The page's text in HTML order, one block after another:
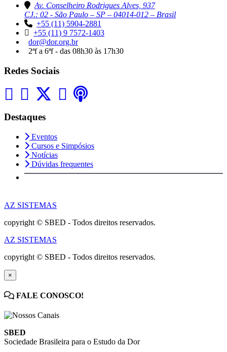
Av. Conselheiro Rodrigues Alves, 937
CJ.: 02 - São Paulo – SP – 04014-012 – Brasil
+55 (11) 5904-2881
+55 (11) 9 7572-1403
dor@dor.org.br
2ªf a 6ªf - das 08h30 às 17h30
Redes Sociais
Destaques
Eventos
Cursos e Simpósios
Notícias
Dúvidas frequentes
AZ SISTEMAS
copyright © SBED - Todos direitos reservados.
AZ SISTEMAS
copyright © SBED - Todos direitos reservados.
×
FALE CONOSCO!
SBED
Sociedade Brasileira para o Estudo da Dor